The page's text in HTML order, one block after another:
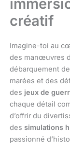
créatif
Imagine-toi au
des manœuvres
débarquement
marées et des
des jeux de
chaque détail
d’offrir du
des simulations
passionné